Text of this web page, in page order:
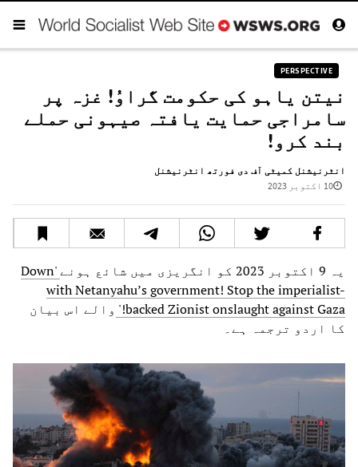
PERSPECTIVE
نیتن یاہو کی حکومت گراوُ! غزہ پر
سامراجی حمایت یافتہ صیہونی حملے
بند کرو!
انٹرنیشنل کمیٹی آف دی فورتھ انٹرنیشنل
10 اکتوبر 2023
یہ 9 اکتوبر 2023 کو انگریزی میں شائع ہونے
'Down
with Netanyahu’s government! Stop the imperialist-
backed Zionist onslaught against Gaza!'
والے اس بیان
کا اردو ترجمہ ہے۔